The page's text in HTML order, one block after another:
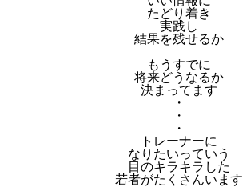
たどり着き
実践し
結果を残せるか
もうすでに
将来どうなるか
決まってます
・
・
・
トレーナーに
なりたいっていう
目のキラキラした
若者がたくさんいます